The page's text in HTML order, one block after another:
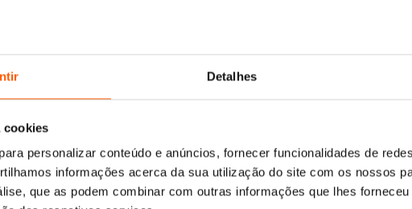
Detalhes
cookies
personalizar conteúdo e anúncios, fornecer funcionalidades de
informações acerca da sua utilização do site com os nossos
que as podem combinar com outras informações que lhes
€.
€O
é:
15,08 €.
Família
21,95€O
era:
21,95 €.
19,76€O
é:
19,76 €.
Robert T. Kiyosaki
17,55€O
era:
17,55 €.
15,80€O
é:
15,80 €.
Robert T. Kiyosaki